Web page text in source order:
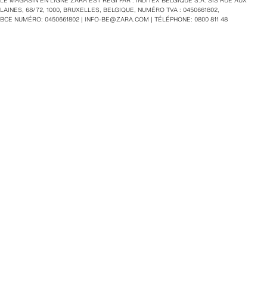
LAINES, 68/72, 1000, BRUXELLES, BELGIQUE, NUMÉRO TVA : 0450661802,
BCE NUMÉRO: 0450661802 | INFO-BE@ZARA.COM | TÉLÉPHONE: 0800 811 48